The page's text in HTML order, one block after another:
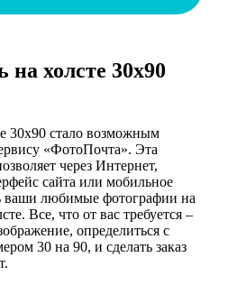
на холсте 30х90
30х90 стало возможным
«ФотоПочта». Эта
через Интернет,
сайта или мобильное
ваши любимые фотографии на
Все, что от вас требуется –
определиться с
30 на 90, и сделать заказ